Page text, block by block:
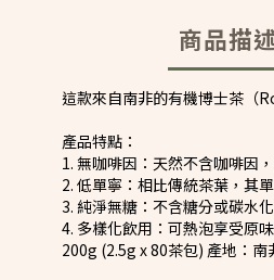
商品描
這款來自南非的有機博士茶（
產品特點：
1. 無咖啡因：天然不含咖啡因
2. 低單寧：相比傳統茶葉，其
3. 純淨無糖：不含糖分或碳水
4. 多樣化飲用：可熱泡享受原
200g (2.5g x 80茶包) 產地：南